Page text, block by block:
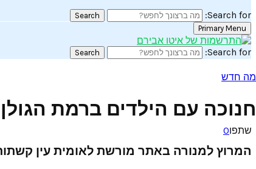
Search for:
Search
Primary Menu
Search for:
Search
מה חדש
חנוכה עם הילדים ברמת הגולן:
שתפו0
המרוץ למנורה באתר מורשת לאומית עין